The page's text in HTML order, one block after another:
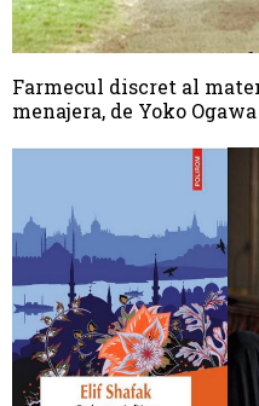
Farmecul discret al
menajera, de Yoko Ogawa